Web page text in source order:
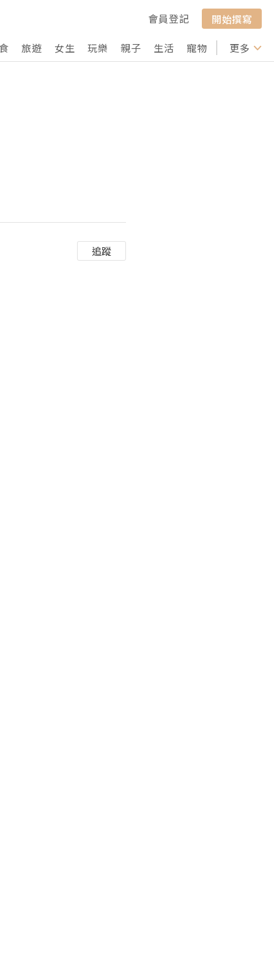
會員登記
開始撰寫
旅遊 女生 玩樂 親子 生活 寵物 行山 打卡
更多
追蹤